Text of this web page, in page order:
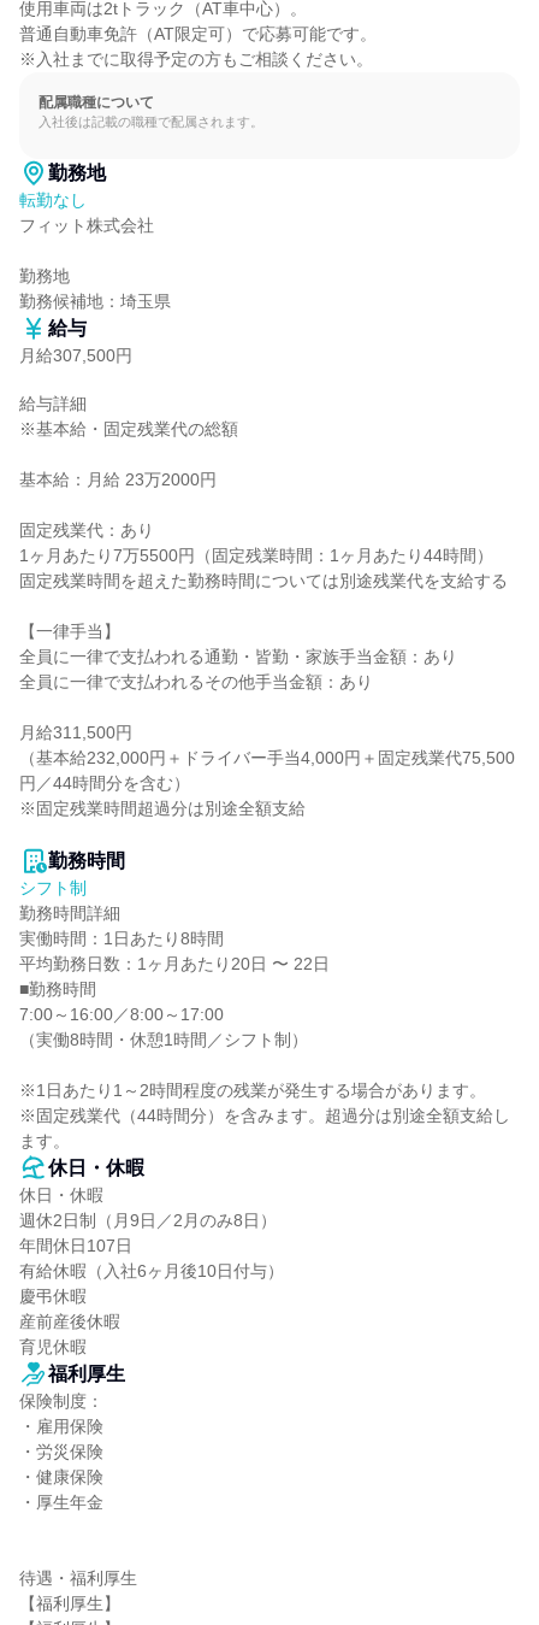
使用車両は2tトラック（AT車中心）。
普通自動車免許（AT限定可）で応募可能です。
※入社までに取得予定の方もご相談ください。
配属職種について
入社後は記載の職種で配属されます。
勤務地
転勤なし
フィット株式会社
勤務地
勤務候補地：埼玉県
給与
月給307,500円
給与詳細
※基本給・固定残業代の総額
基本給：月給 23万2000円
固定残業代：あり
1ヶ月あたり7万5500円（固定残業時間：1ヶ月あたり44時間）
固定残業時間を超えた勤務時間については別途残業代を支給する
【一律手当】
全員に一律で支払われる通勤・皆勤・家族手当金額：あり
全員に一律で支払われるその他手当金額：あり
月給311,500円
（基本給232,000円＋ドライバー手当4,000円＋固定残業代75,500
円／44時間分を含む）
※固定残業時間超過分は別途全額支給
勤務時間
シフト制
勤務時間詳細
実働時間：1日あたり8時間
平均勤務日数：1ヶ月あたり20日 〜 22日
■勤務時間
7:00～16:00／8:00～17:00
（実働8時間・休憩1時間／シフト制）
※1日あたり1～2時間程度の残業が発生する場合があります。
※固定残業代（44時間分）を含みます。超過分は別途全額支給し
ます。
休日・休暇
休日・休暇
週休2日制（月9日／2月のみ8日）
年間休日107日
有給休暇（入社6ヶ月後10日付与）
慶弔休暇
産前産後休暇
育児休暇
福利厚生
保険制度：
・雇用保険
・労災保険
・健康保険
・厚生年金
待遇・福利厚生
【福利厚生】